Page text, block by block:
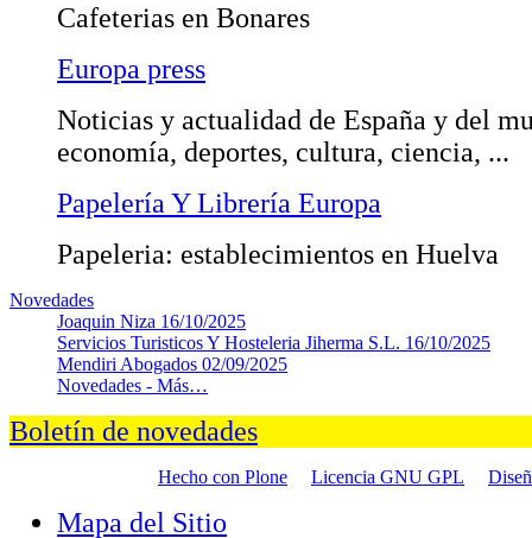
Cafeterias en Bonares
Europa press
Noticias y actualidad de España y del
economía, deportes, cultura, ciencia, ...
Papelería Y Librería Europa
Papeleria: establecimientos en Huelva
Novedades
Joaquin Niza 16/10/2025
Servicios Turisticos Y Hosteleria Jiherma S.L. 16/10/2025
Mendiri Abogados 02/09/2025
Novedades - Más…
Boletín de novedades
Hecho con Plone Licencia GNU GPL
Mapa del Sitio